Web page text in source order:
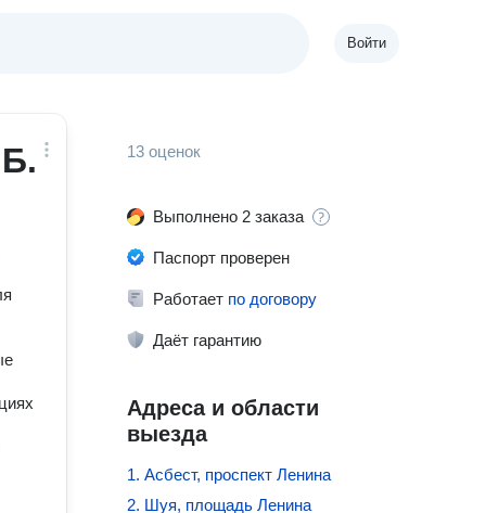
Войти
13 оценок
Выполнено 2 заказа
Паспорт проверен
Работает по договору
Даёт гарантию
Адреса и области
выезда
1. Асбест, проспект Ленина
2. Шуя, площадь Ленина